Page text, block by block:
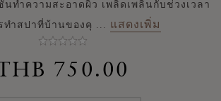
นทำความสะอาดผิว เพลิดเพลินกับช่วงเวลา
ทำสปาที่บ้านของคุ ... แสดงเพิ่ม
750.00